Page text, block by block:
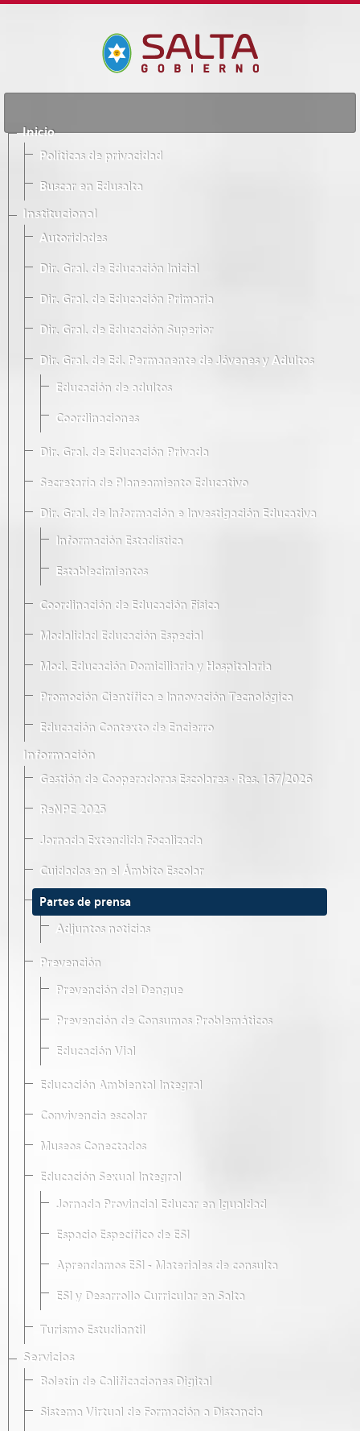
Inicio
Políticas de privacidad
Buscar en Edusalta
Institucional
Autoridades
Dir. Gral. de Educación Inicial
Dir. Gral. de Educación Primaria
Dir. Gral. de Educación Superior
Dir. Gral. de Ed. Permanente de Jóvenes y Adultos
Educación de adultos
Coordinaciones
Dir. Gral. de Educación Privada
Secretaría de Planeamiento Educativo
Dir. Gral. de Información e Investigación Educativa
Información Estadística
Establecimientos
Coordinación de Educación Física
Modalidad Educación Especial
Mod. Educación Domiciliaria y Hospitalaria
Promoción Científica e Innovación Tecnológica
Educación Contexto de Encierro
Información
Gestión de Cooperadoras Escolares · Res. 167/2026
ReNPE 2025
Jornada Extendida Focalizada
Cuidados en el Ámbito Escolar
Partes de prensa
Adjuntos noticias
Prevención
Prevención del Dengue
Prevención de Consumos Problemáticos
Educación Vial
Educación Ambiental Integral
Convivencia escolar
Museos Conectados
Educación Sexual Integral
Jornada Provincial Educar en Igualdad
Espacio Específico de ESI
Aprendamos ESI - Materiales de consulta
ESI y Desarrollo Curricular en Salta
Turismo Estudiantil
Servicios
Boletín de Calificaciones Digital
Sistema Virtual de Formación a Distancia